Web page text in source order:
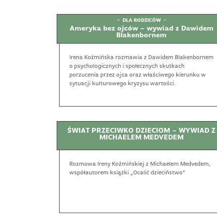
DLA RODZICÓW
Ameryka bez ojców – wywiad z Dawidem
Blakenbornem
Irena Koźmińska rozmawia z Dawidem Blakenbornem
o psychologicznych i społecznych skutkach
porzucenia przez ojca oraz właściwego kierunku w
sytuacji kulturowego kryzysu wartości.
ŚWIAT PRZECIWKO DZIECIOM – WYWIAD Z
MICHAELEM MEDVEDEM
Rozmowa Ireny Koźmińskiej z Michaelem Medvedem,
współautorem książki „Ocalić dzieciństwo”